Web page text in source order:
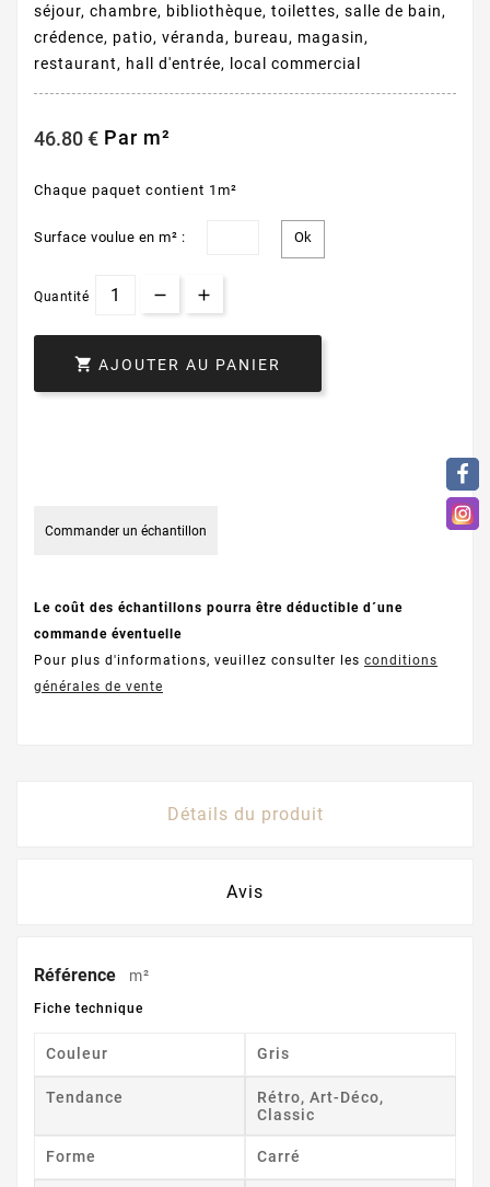
séjour, chambre, bibliothèque, toilettes, salle de bain,
crédence, patio, véranda, bureau, magasin,
restaurant, hall d'entrée, local commercial
46.80 € Par m²
Chaque paquet contient 1m²
Surface voulue en m² :
Quantité
 AJOUTER AU PANIER
Commander un échantillon
Le coût des échantillons pourra être déductible d´une
commande éventuelle
Pour plus d'informations, veuillez consulter les conditions
générales de vente
Détails du produit
Avis
Référence m²
Fiche technique
Couleur Gris
Tendance
Rétro, Art-Déco,
Classic
Forme Carré